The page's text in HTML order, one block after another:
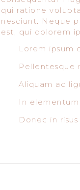
qui ratione
nesciunt. Neque
est, qui dolorem
Lorem ipsum
Pellentesque
Aliquam ac
In
Donec in